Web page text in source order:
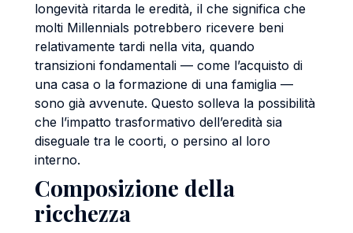
longevità ritarda le eredità, il che significa che
molti Millennials potrebbero ricevere beni
relativamente tardi nella vita, quando
transizioni fondamentali — come l’acquisto di
una casa o la formazione di una famiglia —
sono già avvenute. Questo solleva la possibilità
che l’impatto trasformativo dell’eredità sia
diseguale tra le coorti, o persino al loro
interno.
Composizione della
ricchezza